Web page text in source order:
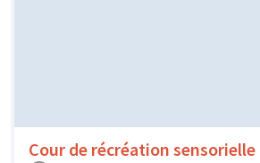
Cour de récréation sensorielle